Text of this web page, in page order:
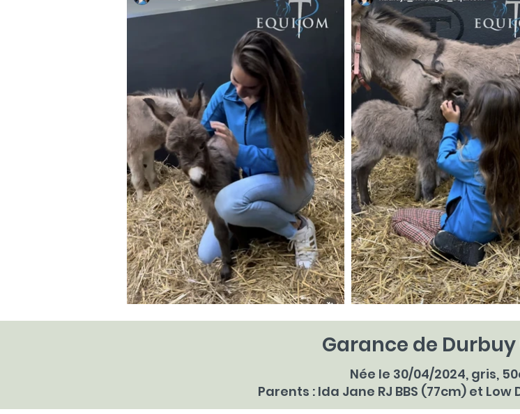
Garance de
Née le 30/04/2024, gris,
Parents : Ida Jane RJ BBS (77cm) et